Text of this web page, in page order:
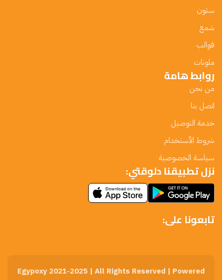
ستون
شمع
قوالب
ملونات
روابط هامة
من نحن
اتصل بنا
خدمة التوصيل
شروط الأستخدام
سياسة الخصوصية
نزل تطبيقنا دلوقتي:
تابعونا على:
Egypoxy 2021-2025 | All Rights Reserved | Powered